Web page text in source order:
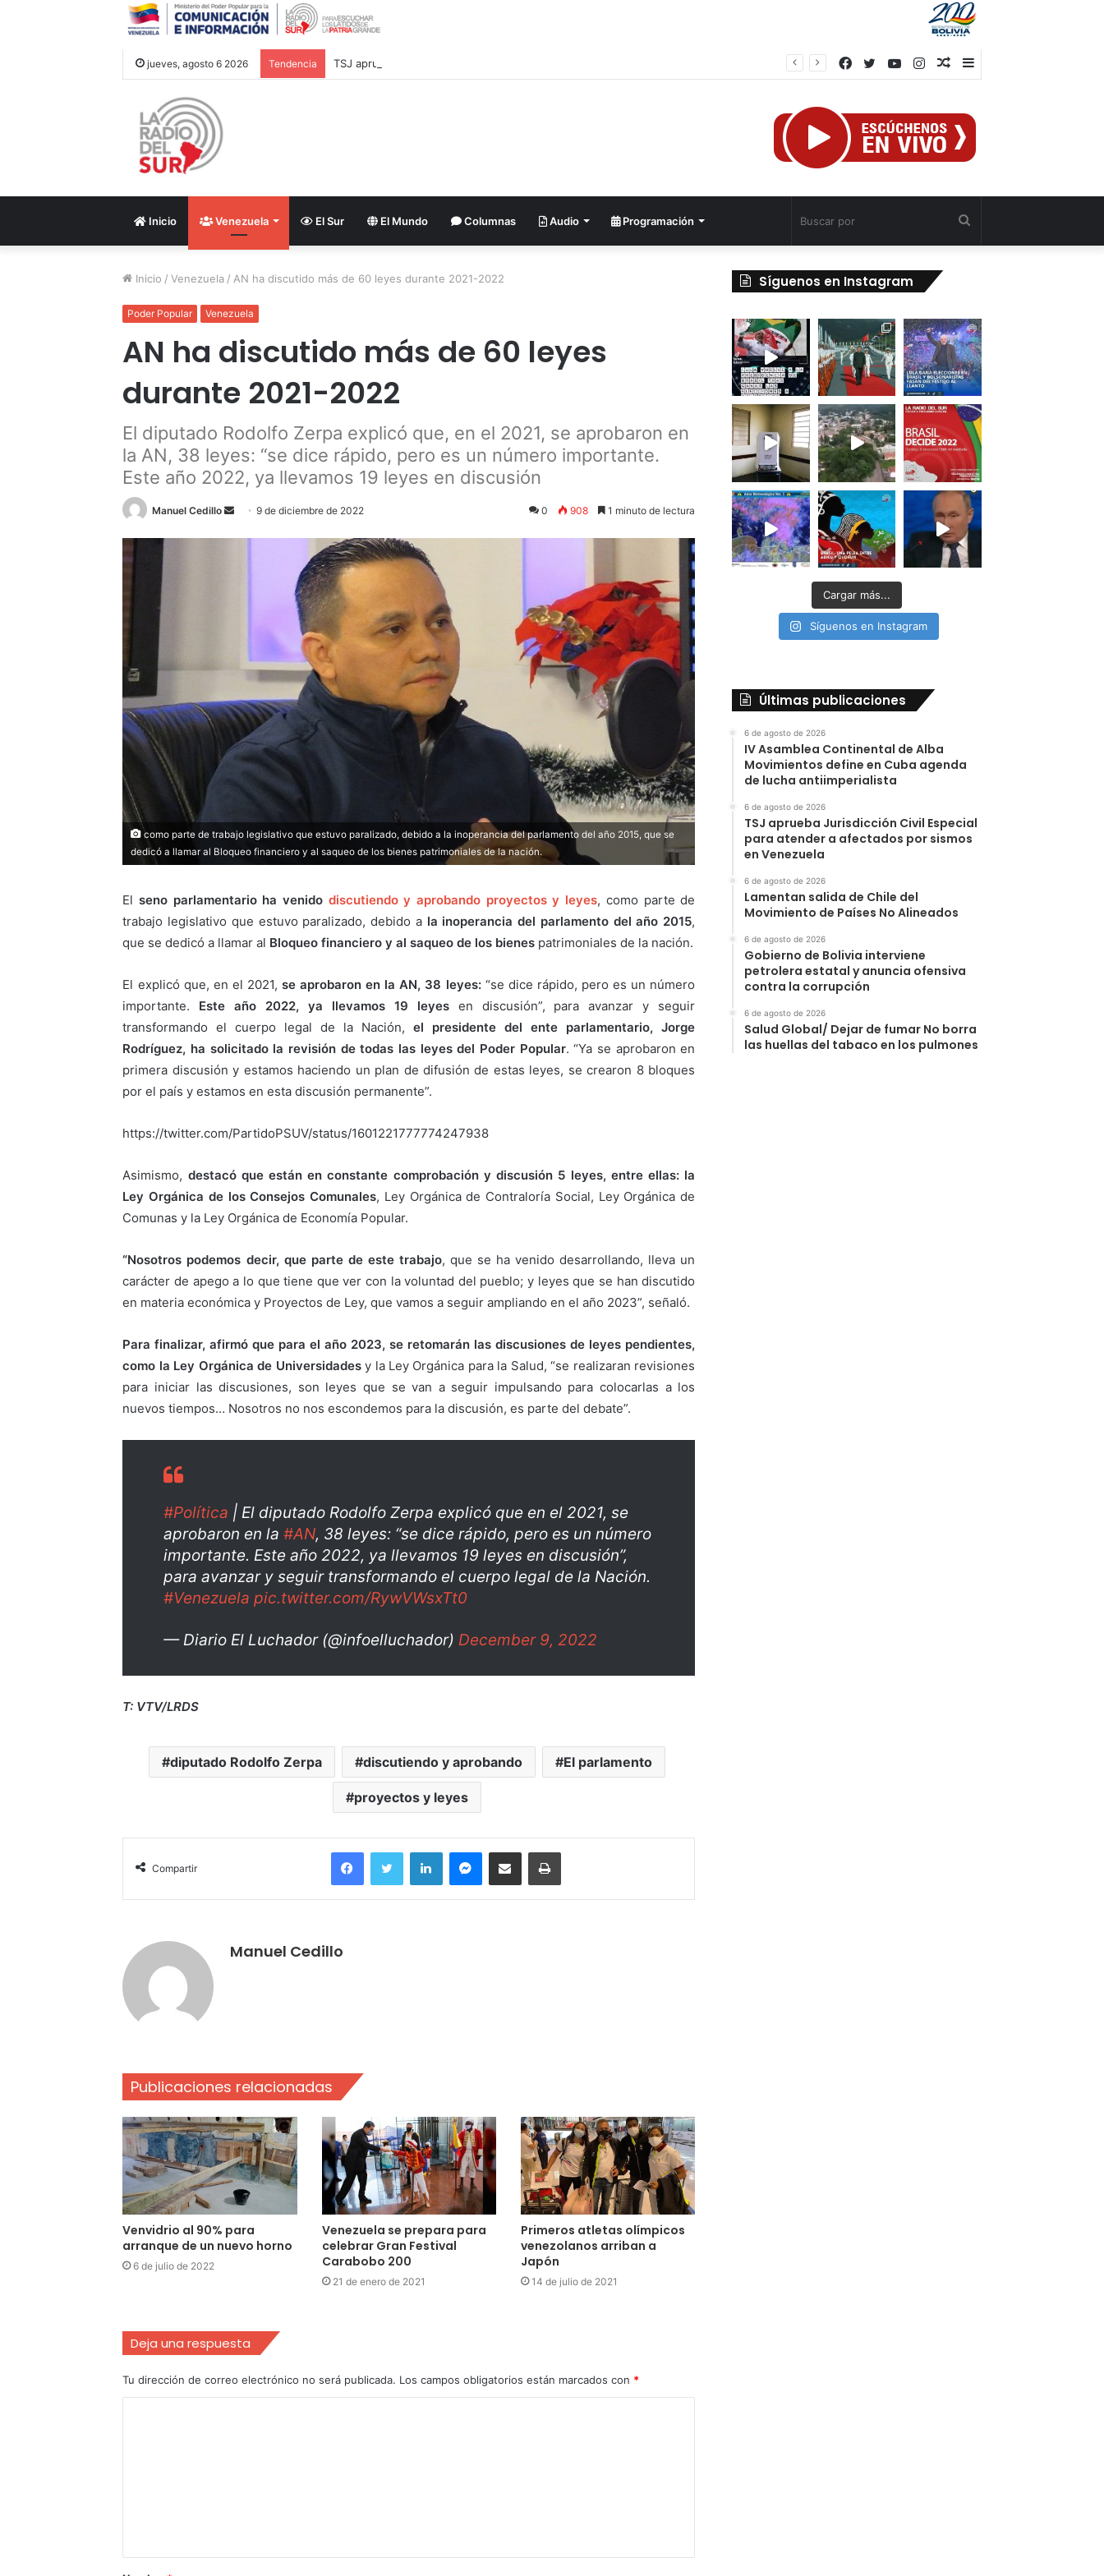
jueves, agosto 6 2026 Tendencia
Barra
Publicación
azar
Instagram
YouTube
Twitter
Facebook
Inicio Venezuela El Sur El Mundo Columnas Audio Programación
Inicio / Venezuela / AN ha discutido más de 60 leyes durante 2021-2022
Poder Popular Venezuela
AN ha discutido más de 60 leyes
durante 2021-2022
El diputado Rodolfo Zerpa explicó que, en el 2021, se aprobaron en
la AN, 38 leyes: “se dice rápido, pero es un número importante.
Este año 2022, ya llevamos 19 leyes en discusión
Manuel Cedillo
Send9 de diciembre de 2022 0 908 1 minuto de lectura
como parte de trabajo legislativo que estuvo paralizado, debido a la inoperancia del parlamento del año 2015, que se
dedicó a llamar al Bloqueo financiero y al saqueo de los bienes patrimoniales de la nación.
Elseno parlamentario ha venido discutiendo y aprobando proyectos y leyes, como parte de
trabajo legislativo que estuvo paralizado, debido a la inoperancia del parlamento del año 2015,
que se dedicó a llamar al Bloqueo financiero y al saqueo de los bienes patrimoniales de la nación.
El explicó que, en el 2021, se aprobaron en la AN, 38 leyes:“se dice rápido, pero es un número
importante. Este año 2022, ya llevamos 19 leyesen discusión”, para avanzar y seguir
transformando el cuerpo legal de la Nación,el presidente del ente parlamentario, Jorge
Rodríguez, ha solicitado la revisión de todas las leyes del Poder Popular. “Ya se aprobaron en
primera discusión y estamos haciendo un plan de difusión de estas leyes, se crearon 8 bloques
por el país y estamos en esta discusión permanente”.
https://twitter.com/PartidoPSUV/status/1601221777774247938
Asimismo, destacó que están en constante comprobación y discusión 5 leyes, entre ellas: la
Ley Orgánica de los Consejos Comunales, Ley Orgánica de Contraloría Social, Ley Orgánica de
Comunas y la Ley Orgánica de Economía Popular.
“Nosotros podemos decir, que parte de este trabajo, que se ha venido desarrollando, lleva un
carácter de apego a lo que tiene que ver con la voluntad del pueblo; y leyes que se han discutido
en materia económica y Proyectos de Ley, que vamos a seguir ampliando en el año 2023”, señaló.
Para finalizar, afirmó que para el año 2023, se retomarán las discusiones de leyes pendientes,
como la Ley Orgánica de Universidadesy la Ley Orgánica para la Salud, “se realizaran revisiones
para iniciar las discusiones, son leyes que se van a seguir impulsando para colocarlas a los
nuevos tiempos… Nosotros no nos escondemos para la discusión, es parte del debate”.
#Política | El diputado Rodolfo Zerpa explicó que en el 2021, se
aprobaron en la#AN, 38 leyes: “se dice rápido, pero es un número
importante. Este año 2022, ya llevamos 19 leyes en discusión”,
para avanzar y seguir transformando el cuerpo legal de la Nación.
#Venezuela pic.twitter.com/RywVWsxTt0
— Diario El Luchador (@infoelluchador) December 9, 2022
T: VTV/LRDS
diputado Rodolfo Zerpa discutiendo y aprobando El parlamento
proyectos y leyes
Compartir
FacebookTwitter LinkedInMessengerCompartir por correo electrónicoImprimir
Manuel Cedillo
Publicaciones relacionadas
Venvidrio al 90% para
arranque de un nuevo horno
6 de julio de 2022
Venezuela se prepara para
celebrar Gran Festival
Carabobo 200
21 de enero de 2021
Primeros atletas olímpicos
venezolanos arriban a
Japón
14 de julio de 2021
Deja una respuesta
Tu dirección de correo electrónico no será publicada. Los campos obligatorios están marcados con *
Síguenos en Instagram
Cargar más...
Síguenos en Instagram
Últimas publicaciones
6 de agosto de 2026
IV Asamblea Continental de Alba
Movimientos define en Cuba agenda
de lucha antiimperialista
6 de agosto de 2026
TSJ aprueba Jurisdicción Civil Especial
para atender a afectados por sismos
en Venezuela
6 de agosto de 2026
Lamentan salida de Chile del
Movimiento de Países No Alineados
6 de agosto de 2026
Gobierno de Bolivia interviene
petrolera estatal y anuncia ofensiva
contra la corrupción
6 de agosto de 2026
Salud Global/ Dejar de fumar No borra
las huellas del tabaco en los pulmones